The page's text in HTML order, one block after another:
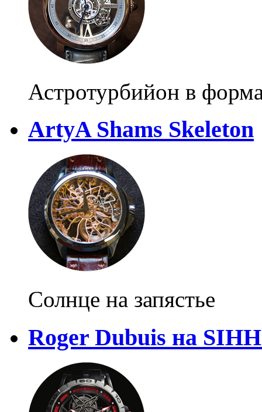
Астротурбийон в
ArtyA Shams Skeleton
Солнце на запястье
Roger Dubuis на